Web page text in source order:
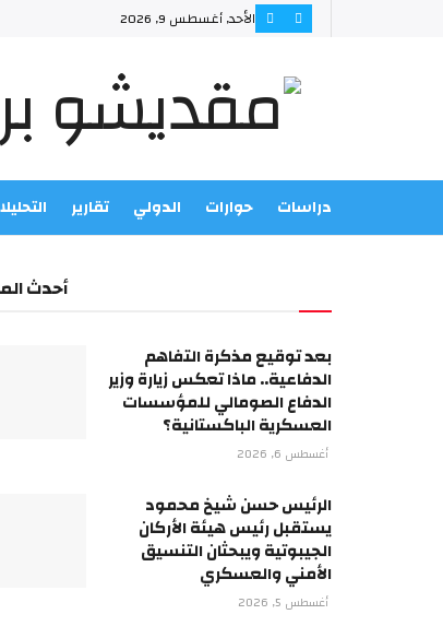
الأحد, أغسطس 9, 2026
تقارير الدولي حوارات دراسات
أحدث
بعد توقيع مذكرة التفاهم
الدفاعية.. ماذا تعكس زيارة وزير
الدفاع الصومالي للمؤسسات
العسكرية الباكستانية؟
أغسطس 6, 2026
الرئيس حسن شيخ محمود
يستقبل رئيس هيئة الأركان
الجيبوتية ويبحثان التنسيق
الأمني والعسكري
أغسطس 5, 2026